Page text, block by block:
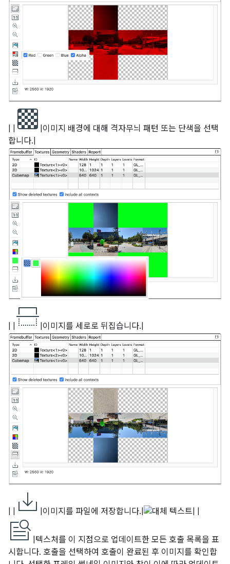
|이미지 배경에 대해 격자무늬 패턴 또는 단색을 선택
합니다.|
|이미지를 세로로 뒤집습니다.|
|이미지를 파일에 저장합니다.|
|텍스처를 이 지점으로 업데이트한 모든 호출 목록을 표
시합니다. 호출을 선택하여 호출이 완료된 후 이미지를 확인합